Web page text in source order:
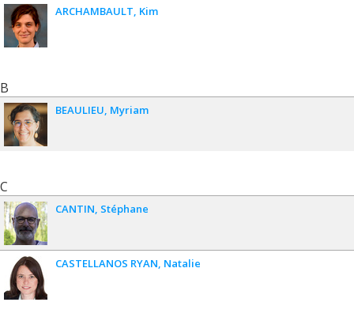
ARCHAMBAULT Kim
B
BEAULIEU Myriam
C
CANTIN Stéphane
CASTELLANOS RYAN Natalie